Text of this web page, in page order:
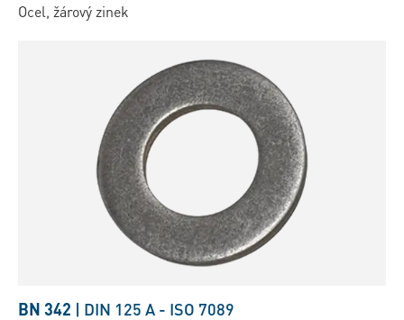
Ocel, žárový zinek
BN 342 | DIN 125 A - ISO 7089